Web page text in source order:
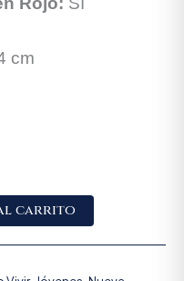
cm
carrito